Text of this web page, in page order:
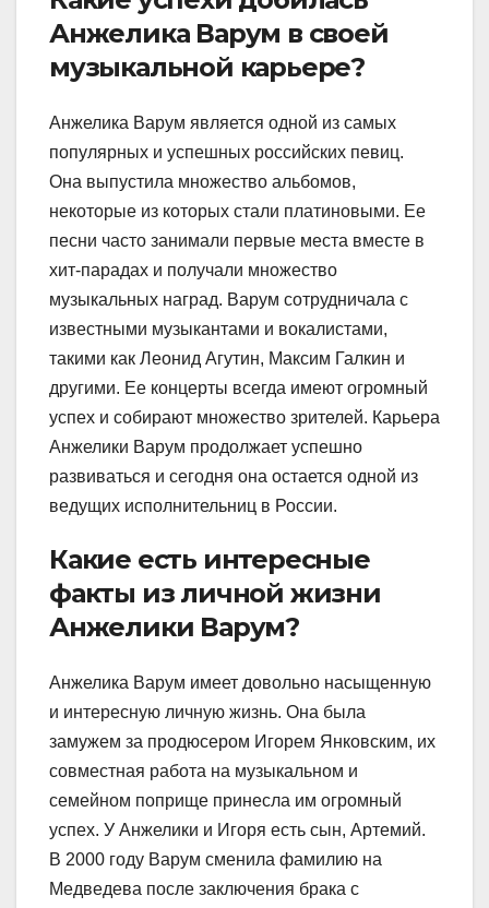
Анжелика Варум в своей
музыкальной карьере?
Анжелика Варум является одной из самых
популярных и успешных российских певиц.
Она выпустила множество альбомов,
некоторые из которых стали платиновыми. Ее
песни часто занимали первые места вместе в
хит-парадах и получали множество
музыкальных наград. Варум сотрудничала с
известными музыкантами и вокалистами,
такими как Леонид Агутин, Максим Галкин и
другими. Ее концерты всегда имеют огромный
успех и собирают множество зрителей. Карьера
Анжелики Варум продолжает успешно
развиваться и сегодня она остается одной из
ведущих исполнительниц в России.
Какие есть интересные
факты из личной жизни
Анжелики Варум?
Анжелика Варум имеет довольно насыщенную
и интересную личную жизнь. Она была
замужем за продюсером Игорем Янковским, их
совместная работа на музыкальном и
семейном поприще принесла им огромный
успех. У Анжелики и Игоря есть сын, Артемий.
В 2000 году Варум сменила фамилию на
Медведева после заключения брака с